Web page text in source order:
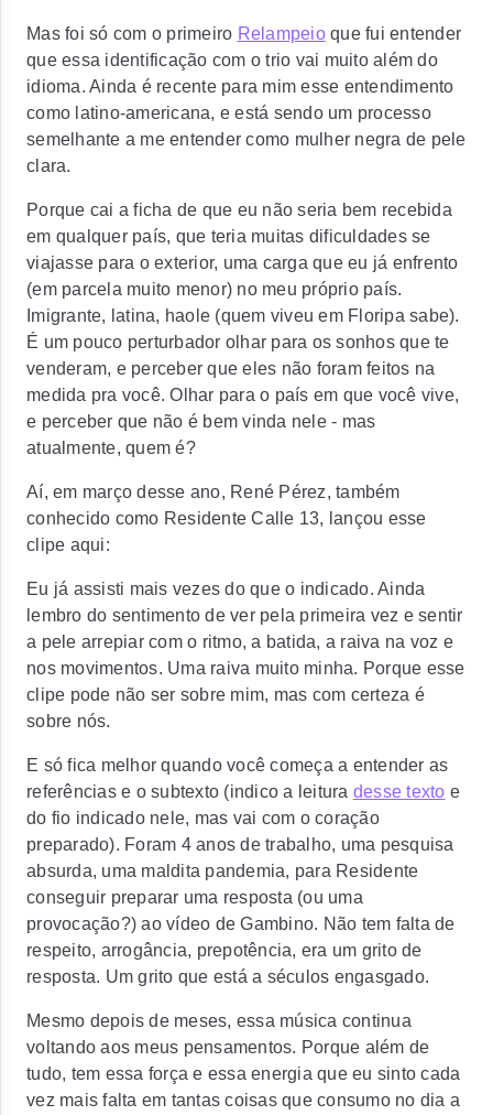
Mas foi só com o primeiro Relampeioque fui entender
que essa identificação com o trio vai muito além do
idioma. Ainda é recente para mim esse entendimento
como latino-americana, e está sendo um processo
semelhante a me entender como mulher negra de pele
clara.
Porque cai a ficha de que eu não seria bem recebida
em qualquer país, que teria muitas dificuldades se
viajasse para o exterior, uma carga que eu já enfrento
(em parcela muito menor) no meu próprio país.
Imigrante, latina, haole (quem viveu em Floripa sabe).
É um pouco perturbador olhar para os sonhos que te
venderam, e perceber que eles não foram feitos na
medida pra você. Olhar para o país em que você vive,
e perceber que não é bem vinda nele - mas
atualmente, quem é?
Aí, em março desse ano, René Pérez, também
conhecido como Residente Calle 13, lançou esse
clipe aqui:
Eu já assisti mais vezes do que o indicado. Ainda
lembro do sentimento de ver pela primeira vez e sentir
a pele arrepiar com o ritmo, a batida, a raiva na voz e
nos movimentos. Uma raiva muito minha. Porque esse
clipe pode não ser sobre mim, mas com certeza é
sobre nós.
E só fica melhor quando você começa a entender as
referências e o subtexto (indico a leitura desse texto e
do fio indicado nele, mas vai com o coração
preparado). Foram 4 anos de trabalho, uma pesquisa
absurda, uma maldita pandemia, para Residente
conseguir preparar uma resposta (ou uma
provocação?) ao vídeo de Gambino. Não tem falta de
respeito, arrogância, prepotência, era um grito de
resposta. Um grito que está a séculos engasgado.
Mesmo depois de meses, essa música continua
voltando aos meus pensamentos. Porque além de
tudo, tem essa força e essa energia que eu sinto cada
vez mais falta em tantas coisas que consumo no dia a